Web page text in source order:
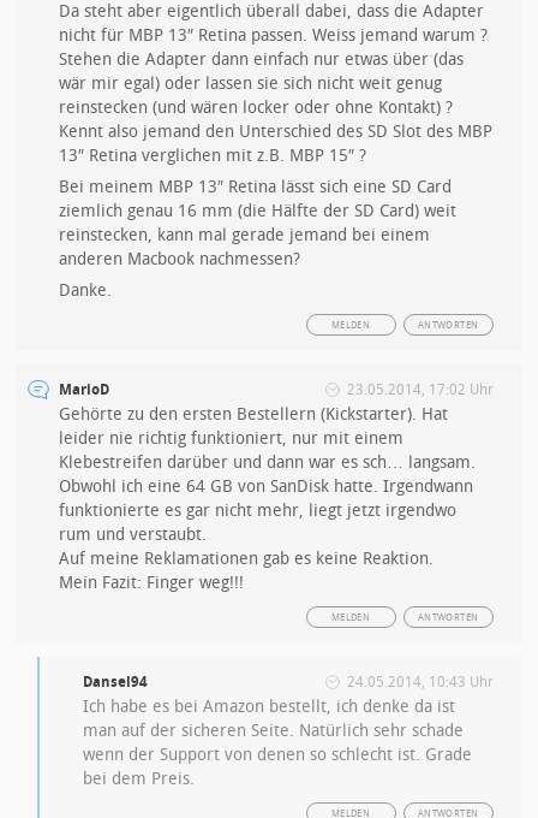
Da steht aber eigentlich überall dabei, dass die Adapter
nicht für MBP 13″ Retina passen. Weiss jemand warum ?
Stehen die Adapter dann einfach nur etwas über (das
wär mir egal) oder lassen sie sich nicht weit genug
reinstecken (und wären locker oder ohne Kontakt) ?
Kennt also jemand den Unterschied des SD Slot des MBP
13″ Retina verglichen mit z.B. MBP 15″ ?
Bei meinem MBP 13″ Retina lässt sich eine SD Card
ziemlich genau 16 mm (die Hälfte der SD Card) weit
reinstecken, kann mal gerade jemand bei einem
anderen Macbook nachmessen?
Danke.
ANTWORTEN
MELDEN
MarioD 23.05.2014, 17:02 Uhr
Gehörte zu den ersten Bestellern (Kickstarter). Hat
leider nie richtig funktioniert, nur mit einem
Klebestreifen darüber und dann war es sch… langsam.
Obwohl ich eine 64 GB von SanDisk hatte. Irgendwann
funktionierte es gar nicht mehr, liegt jetzt irgendwo
rum und verstaubt.
Auf meine Reklamationen gab es keine Reaktion.
Mein Fazit: Finger weg!!!
ANTWORTEN
MELDEN
Dansel94 24.05.2014, 10:43 Uhr
Ich habe es bei Amazon bestellt, ich denke da ist
man auf der sicheren Seite. Natürlich sehr schade
wenn der Support von denen so schlecht ist. Grade
bei dem Preis.
ANTWORTEN
MELDEN